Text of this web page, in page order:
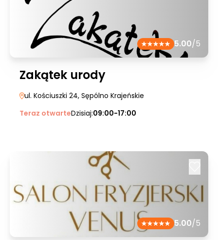
5.00/5
Zakątek urody
ul. Kościuszki 24, Sępólno Krajeńskie
Teraz otwarteDzisiaj:09:00-17:00
5.00/5